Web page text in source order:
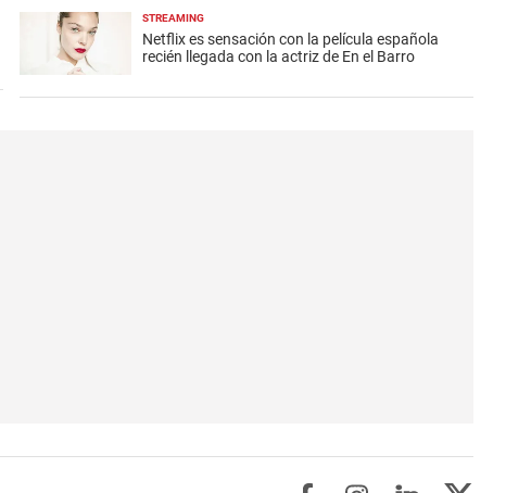
STREAMING
Netflix es sensación con la película española
recién llegada con la actriz de En el Barro